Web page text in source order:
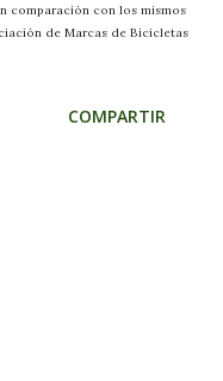
comparación con los mismos
de Marcas de Bicicletas
COMPARTIR